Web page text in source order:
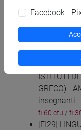
[FI27]
(ARABO) -
insegnanti
fi 60 cfu/fi
[FI28]
ISTITUTI DI
GRECO) -
insegnanti
fi 60 cfu / fi
[FI29]
Facebook -